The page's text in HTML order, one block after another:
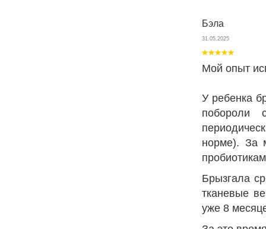
Бэла
31.05.2025
Мой опыт
У ребенка
побороли
норме). За
Брызгала
тканевые
уже 8